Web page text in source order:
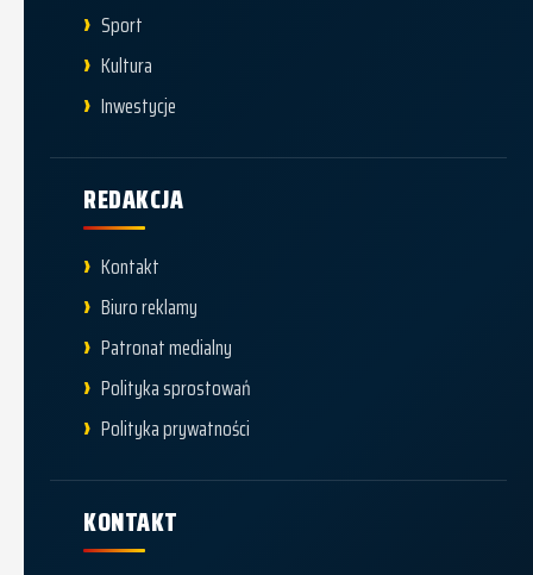
Sport
Kultura
Inwestycje
REDAKCJA
Kontakt
Biuro reklamy
Patronat medialny
Polityka sprostowań
Polityka prywatności
KONTAKT